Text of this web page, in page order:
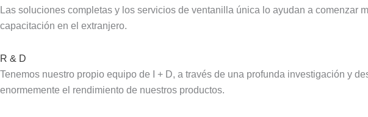
Las soluciones completas y los servicios de ventanilla única lo ayudan a
capacitación en el extranjero.
R & D
Tenemos nuestro propio equipo de I + D, a través de una profunda investigación y
enormemente el rendimiento de nuestros productos.